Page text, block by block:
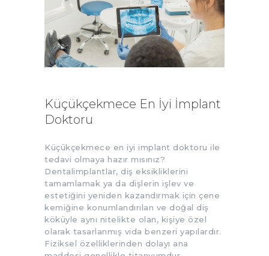
Küçükçekmece En İyi İmplant
Doktoru
Küçükçekmece en iyi implant doktoru ile
tedavi olmaya hazır mısınız?
Dentalimplantlar, diş eksikliklerini
tamamlamak ya da dişlerin işlev ve
estetiğini yeniden kazandırmak için çene
kemiğine konumlandırılan ve doğal diş
köküyle aynı nitelikte olan, kişiye özel
olarak tasarlanmış vida benzeri yapılardır.
Fiziksel özelliklerinden dolayı ana